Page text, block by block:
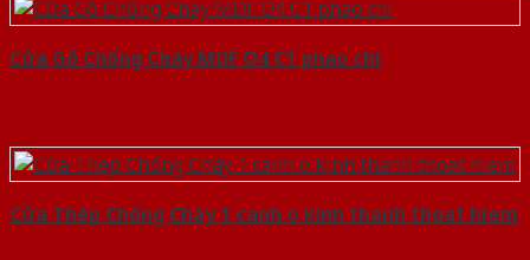
Cửa Gỗ Chống Cháy MDF O4 C1 phao chi
Cửa Thép Chống Cháy 1 canh o kinh thanh thoat hiem